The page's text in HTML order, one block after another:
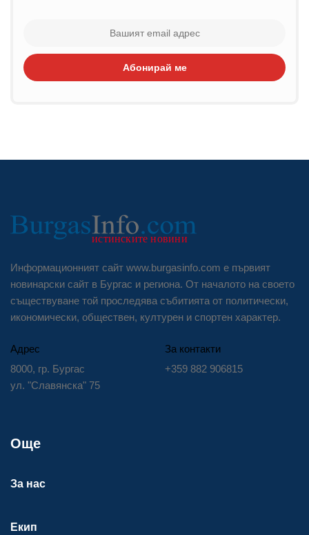
Абонирай ме
Информационният сайт www.burgasinfo.com е първият
новинарски сайт в Бургас и региона. От началото на своето
съществуване той проследява събитията от политически,
икономически, обществен, културен и спортен характер.
Адрес
8000, гр. Бургас
ул. "Славянска" 75
За контакти
+359 882 906815
Още
За нас
Екип